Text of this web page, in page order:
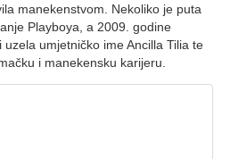
manekenstvom. Nekoliko je puta
Playboya, a 2009. godine
umjetničko ime Ancilla Tilia te
i manekensku karijeru.